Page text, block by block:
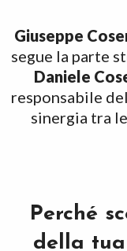
Giuseppe
segue la parte
Daniele
responsabile
sinergia tra
Perché
della